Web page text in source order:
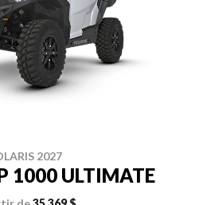
2027
1000 ULTIMATE